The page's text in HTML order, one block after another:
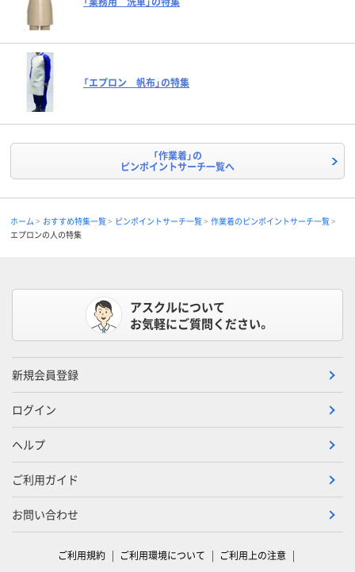
「エプロン 帆布」の特集
「作業着」の
ピンポイントサーチ一覧へ
ホーム おすすめ特集一覧 ピンポイントサーチ一覧
作業着のピンポイントサーチ一覧
エプロンの人の特集
アスクルについて
お気軽にご質問ください。
新規会員登録
ログイン
ヘルプ
ご利用ガイド
お問い合わせ
ご利用規約 ご利用環境について
ご利用上の注意